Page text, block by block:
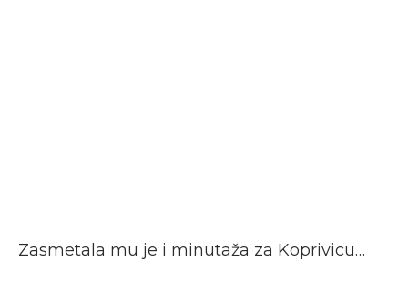
Zasmetala mu je i minutaža za Koprivicu…